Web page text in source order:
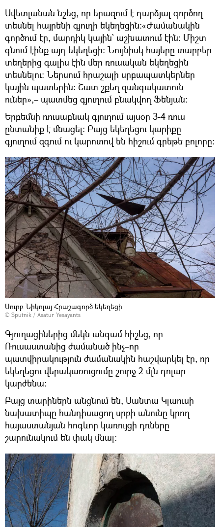
Սվետլանան նշեց, որ երազում է դարձյալ գործող
տեսնել հայրենի գյուղի եկեղեցին։«Ժամանակին
գործում էր, մարդիկ կային` աշխատում էին։ Միշտ
գնում էինք այդ եկեղեցի։ Նույնիսկ հայերը տարբեր
տեղերից գալիս էին մեր ռուսական եկեղեցին
տեսնելու։ Ներսում հրաշալի սրբապատկերներ
կային պատերին։ Շատ շքեղ զանգակատուն
ուներ»,– պատմեց գյուղում բնակվող Ֆենյան։
Երբեմնի ռուսաբնակ գյուղում այսօր 3-4 ռուս
ընտանիք է մնացել։ Բայց եկեղեցու կարիքը
գյուղում զգում ու կարոտով են հիշում գրեթե բոլորը։
Սուրբ Նիկոլայ Հրաշագործ եկեղեցի
© Sputnik / Asatur Yesayants
Գյուղացիներից մեկն անգամ հիշեց, որ
Ռուսաստանից ժամանած ինչ–որ
պատվիրակություն ժամանակին հաշվարկել էր, որ
եկեղեցու վերակառուցումը շուրջ 2 մլն դոլար
կարժենա։
Բայց տարիներն անցնում են, Սանտա Կլաուսի
նախատիպը հանդիսացող սրբի անունը կրող
հայաստանյան հոգևոր կառույցի դռները
շարունակում են փակ մնալ։